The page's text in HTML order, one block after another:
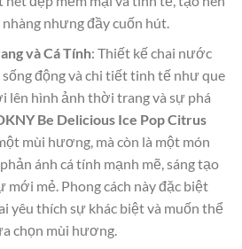
nhưng đầy cuốn hút.
và Cá Tính: Thiết kế chai nước
sống động và chi tiết tinh tế như que
lên hình ảnh thời trang và sự phá
Be Delicious Ice Pop Citrus
mùi hương, mà còn là một món
ánh cá tính mạnh mẽ, sáng tạo
mẻ. Phong cách này đặc biệt
yêu thích sự khác biệt và muốn thể
chọn mùi hương.